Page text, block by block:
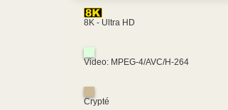
8K - Ultra HD
Video: MPEG-4/AVC/H-264
Crypté